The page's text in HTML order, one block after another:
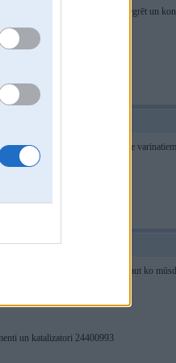
sanāks diezgan labi kaut kur integrēt un
kāds no tā saucamajiem Marine
RRR sūdos iekšā varēs ielikt kaut ko
un katalizatori 24400993